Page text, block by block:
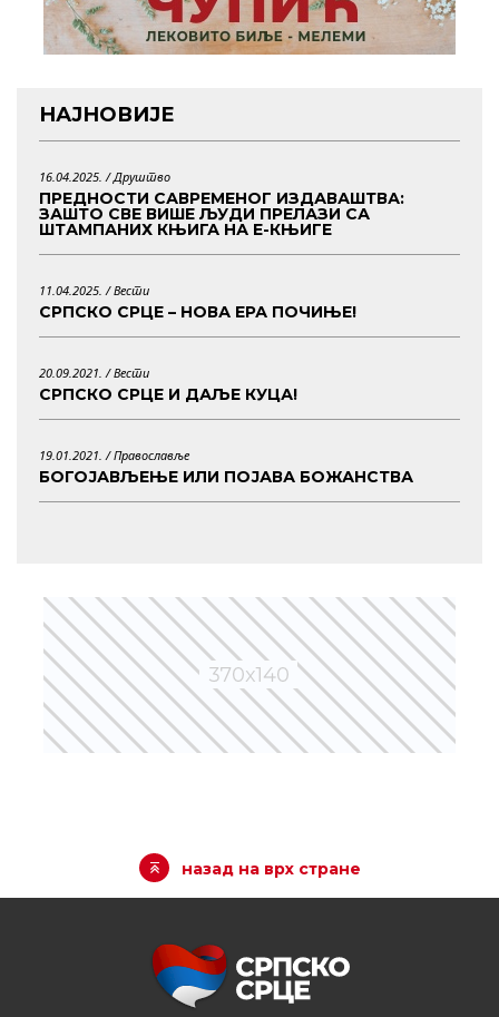
НАЈНОВИЈЕ
16.04.2025. /Друштво
ПРЕДНОСТИ САВРЕМЕНОГ ИЗДАВАШТВА:
ЗАШТО СВЕ ВИШЕ ЉУДИ ПРЕЛАЗИ СА
ШТАМПАНИХ КЊИГА НА Е-КЊИГЕ
11.04.2025. /Вести
СРПСКО СРЦЕ – НОВА ЕРА ПОЧИЊЕ!
20.09.2021. /Вести
СРПСКО СРЦЕ И ДАЉЕ КУЦА!
19.01.2021. /Православље
БОГОЈАВЉЕЊЕ ИЛИ ПОЈАВА БОЖАНСТВА
назад на врх стране